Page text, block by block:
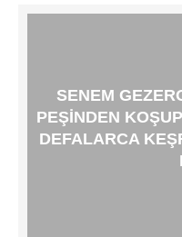
SENEM
PEŞINDEN
DEFALARCA